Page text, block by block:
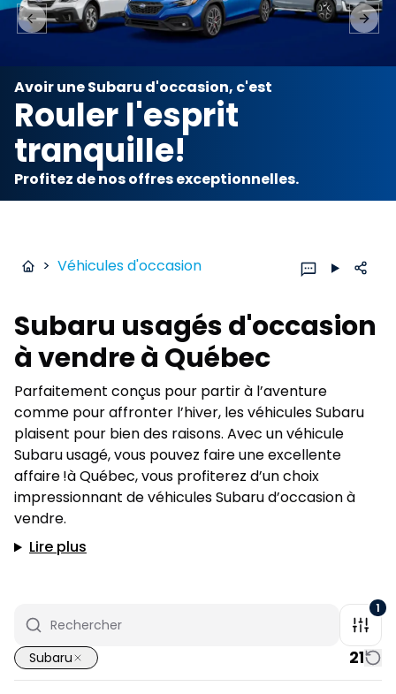
Avoir une Subaru d'occasion, c'est
Rouler l'esprit
tranquille!
Profitez de nos offres exceptionnelles.
Previous slide Next
> Véhicules d'occasion
Subaru usagés d'occasion
à vendre à Québec
Parfaitement conçus pour partir à l’aventure
comme pour affronter l’hiver, les véhicules Subaru
plaisent pour bien des raisons. Avec un véhicule
Subaru usagé, vous pouvez faire une excellente
affaire !à Québec, vous profiterez d’un choix
impressionnant de véhicules Subaru d’occasion à
vendre.
Lire plus
1
Subaru 21